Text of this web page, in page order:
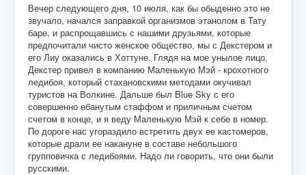
Вечер следующего дня, 10 июля, как бы обыденно это не
звучало, начался заправкой организмов этанолом в Тату
баре, и распрощавшись с нашими друзьями, которые
предпочитали чисто женское общество, мы с Декстером и
его Лиу оказались в Хоттуне. Глядя на мое унылое лицо,
Декстер привел в компанию Маленькую Мэй - крохотного
ледибоя, который стахановскими методами окучивал
туристов на Волкине. Дальше был Blue Sky с его
совершенно ебанутым стаффом и приличным счетом
счетом в конце, и я веду Маленькую Мэй к себе в номер.
По дороге нас угораздило встретить двух ее кастомеров,
которые драли ее накануне в составе небольшого
групповичка с ледибоями. Надо ли говорить, что они были
русскими.